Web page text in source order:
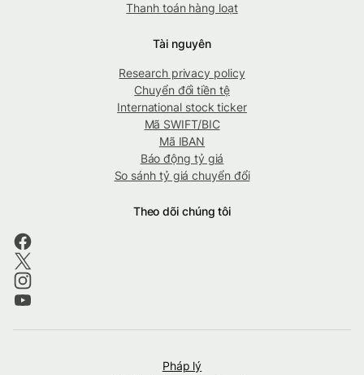
Thanh toán hàng loạt
Tài nguyên
Research privacy policy
Chuyển đổi tiền tệ
International stock ticker
Mã SWIFT/BIC
Mã IBAN
Báo động tỷ giá
So sánh tỷ giá chuyển đổi
Theo dõi chúng tôi
Pháp lý